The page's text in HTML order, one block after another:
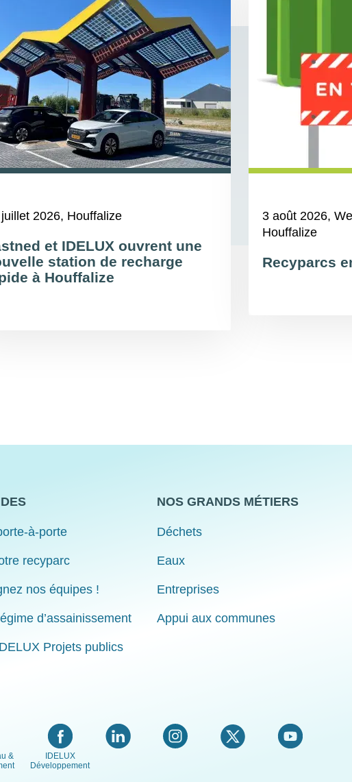
2026, Houffalize
et IDELUX ouvrent une
station de recharge
à Houffalize
3 août 2026,
Houffalize
Recyparcs
à-porte
recyparc
nos équipes !
d’assainissement
Projets publics
NOS GRANDS MÉTIERS
Déchets
Eaux
Entreprises
Appui aux communes
&
IDELUX
Développement